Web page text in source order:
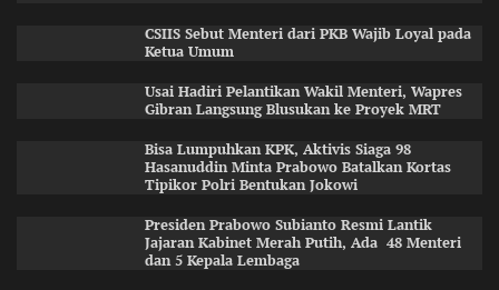
CSIIS Sebut Menteri dari PKB Wajib Loyal pada
Ketua Umum
Usai Hadiri Pelantikan Wakil Menteri, Wapres
Gibran Langsung Blusukan ke Proyek MRT
Bisa Lumpuhkan KPK, Aktivis Siaga 98
Hasanuddin Minta Prabowo Batalkan Kortas
Tipikor Polri Bentukan Jokowi
Presiden Prabowo Subianto Resmi Lantik
Jajaran Kabinet Merah Putih, Ada 48 Menteri
dan 5 Kepala Lembaga